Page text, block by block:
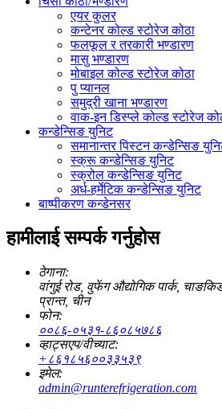
एयर कुलर
कन्टेनर कोल्ड स्टोरेज कोठा
फलफूल र तरकारी भण्डारण
मासु भण्डारण
मोबाइल कोल्ड स्टोरेज कोठा
पु प्यानल
समुद्री खाना भण्डारण
वाक-इन डिस्प्ले कोल्ड स्टोरेज
कन्डेन्सिङ युनिट
समानान्तर पिस्टन कन्डेन्सिङ
स्क्रू कन्डेन्सिङ युनिट
स्क्रोल कन्डेन्सिङ युनिट
अर्ध-हर्मेटिक कन्डेन्सिङ युनिट
बाष्पीकरण कन्डेनसर
हामीलाई सम्पर्क गर्नुहोस
ठेगाना:
वांगुई रोड, वुफेंग औद्योगिक पार्क,
प्रान्त, चीन
फोन:
००८६-०५३१-८६०८५७८६
व्हाट्सएप/वीच्याट:
+८६१८५६००३३५३९
इमेल:
admin@runterefrigeration.com